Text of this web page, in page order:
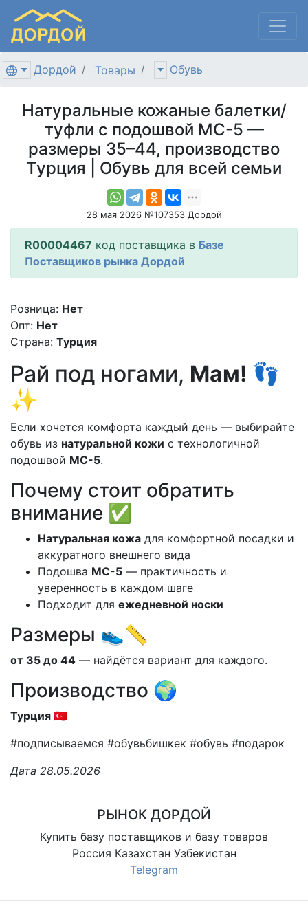
Дордой Товары Обувь
Натуральные кожаные балетки/
туфли с подошвой МС-5 —
размеры 35–44, производство
Турция | Обувь для всей семьи
28 мая 2026 №107353 Дордой
R00004467 код поставщика в Базе
Поставщиков рынка Дордой
Розница: Нет
Опт: Нет
Страна: Турция
Рай под ногами, Мам! 👣
✨
Если хочется комфорта каждый день — выбирайте
обувь из натуральной кожи с технологичной
подошвой МС-5.
Почему стоит обратить
внимание ✅
Натуральная кожа для комфортной посадки и
аккуратного внешнего вида
Подошва МС-5 — практичность и
уверенность в каждом шаге
Подходит для ежедневной носки
Размеры 👟📏
от 35 до 44 — найдётся вариант для каждого.
Производство 🌍
Турция 🇹🇷
#подписываемся #обувьбишкек #обувь #подарок
Дата 28.05.2026
РЫНОК ДОРДОЙ
Купить базу поставщиков и базу товаров
Россия Казахстан Узбекистан
Telegram